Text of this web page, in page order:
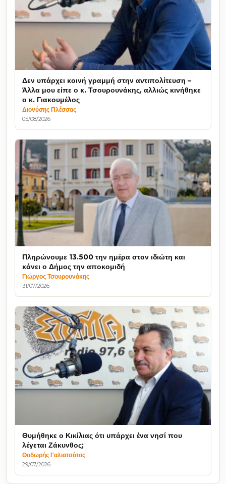
Δεν υπάρχει κοινή γραμμή στην αντιπολίτευση –
Άλλα μου είπε ο κ. Τσουρουνάκης, αλλιώς κινήθηκε
ο κ. Γιακουμέλος
Διονύσης Πλέσσας
05/08/2026
Πληρώνουμε 13.500 την ημέρα στον ιδιώτη και
κάνει ο Δήμος την αποκομιδή
Γιώργος Τσουρουνάκης
31/07/2026
Θυμήθηκε ο Κικίλιας ότι υπάρχει ένα νησί που
λέγεται Ζάκυνθος;
Θοδωρής Γαλιατσάτος
29/07/2026